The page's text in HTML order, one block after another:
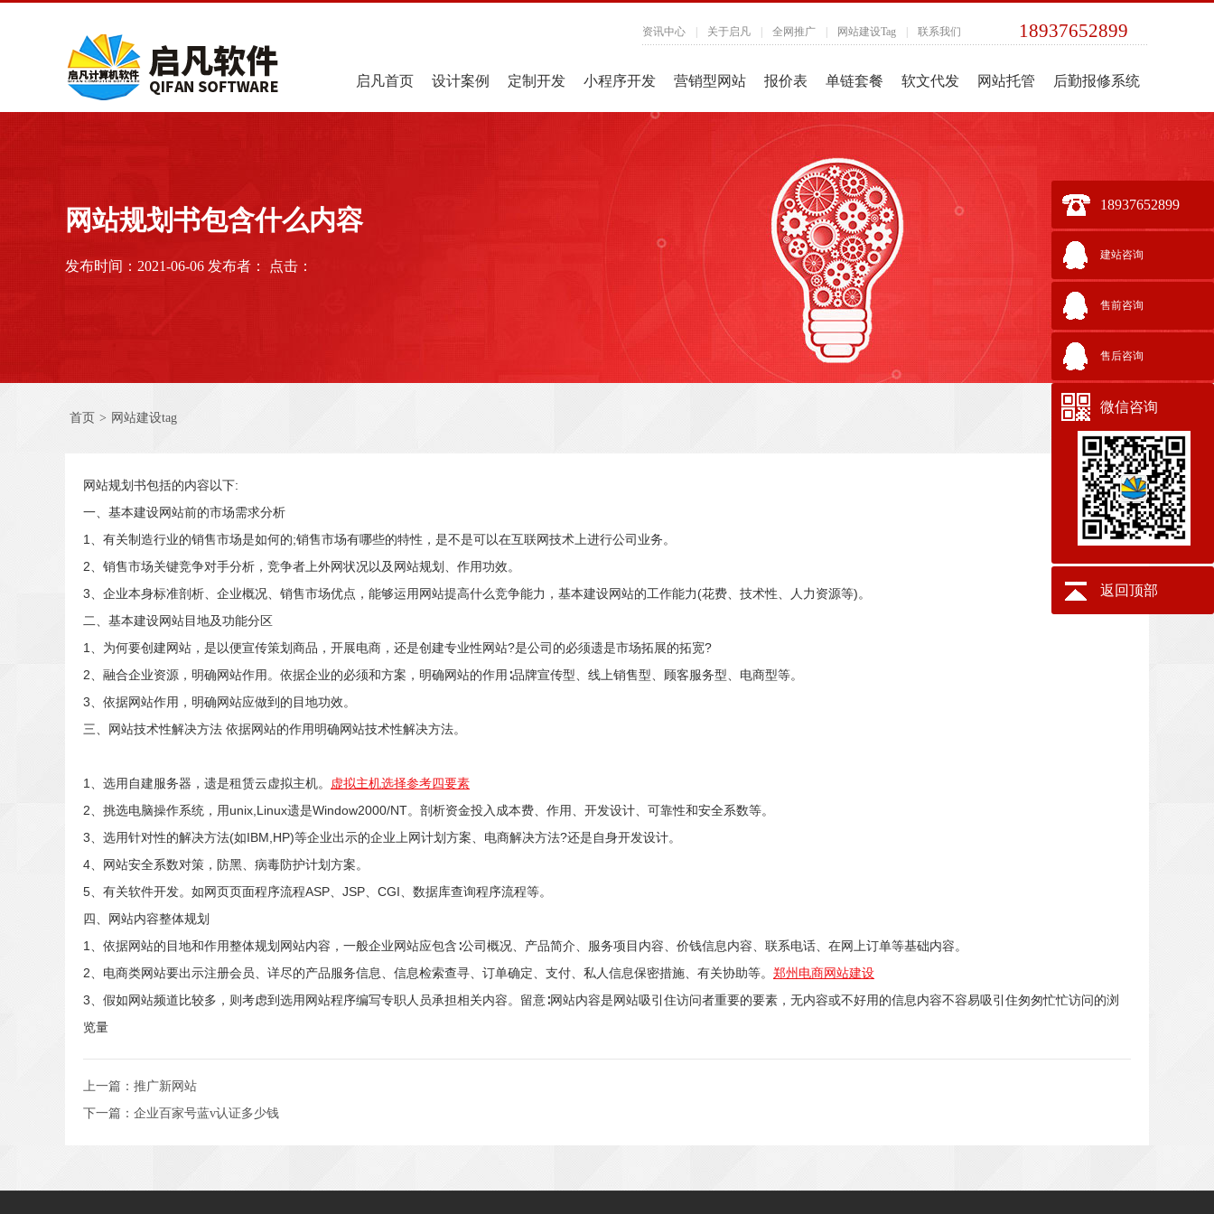
资讯中心 关于启凡 全网推广 网站建设Tag 联系我们 18937652899
启凡首页 设计案例 定制开发 小程序开发 营销型网站 报价表 单链套餐 软文代发 网站托管 后勤报修系统
网站规划书包含什么内容
发布时间：2021-06-06 发布者： 点击：
首页 > 网站建设tag
网站规划书包括的内容以下:
一、基本建设网站前的市场需求分析
1、有关制造行业的销售市场是如何的;销售市场有哪些的特性，是不是可以在互联网技术上进行公司业务。
2、销售市场关键竞争对手分析，竞争者上外网状况以及网站规划、作用功效。
3、企业本身标准剖析、企业概况、销售市场优点，能够运用网站提高什么竞争能力，基本建设网站的工作能力(花费、技术性、人力资源等)。
二、基本建设网站目地及功能分区
1、为何要创建网站，是以便宣传策划商品，开展电商，还是创建专业性网站?是公司的必须遗是市场拓展的拓宽?
2、融合企业资源，明确网站作用。依据企业的必须和方案，明确网站的作用∶品牌宣传型、线上销售型、顾客服务型、电商型等。
3、依据网站作用，明确网站应做到的目地功效。
三、网站技术性解决方法 依据网站的作用明确网站技术性解决方法。
1、选用自建服务器，遗是租赁云虚拟主机。
虚拟主机选择参考四要素
2、挑选电脑操作系统，用unix,Linux遗是Window2000/NT。剖析资金投入成本费、作用、开发设计、可靠性和安全系数等。
3、选用针对性的解决方法(如IBM,HP)等企业出示的企业上网计划方案、电商解决方法?还是自身开发设计。
4、网站安全系数对策，防黑、病毒防护计划方案。
5、有关软件开发。如网页页面程序流程ASP、JSP、CGI、数据库查询程序流程等。
四、网站内容整体规划
1、依据网站的目地和作用整体规划网站内容，一般企业网站应包含∶公司概况、产品简介、服务项目内容、价钱信息内容、联系电话、在网上订单等基础内容。
2、电商类网站要出示注册会员、详尽的产品服务信息、信息检索查寻、订单确定、支付、私人信息保密措施、有关协助等。 郑州电商网站建设
3、假如网站频道比较多，则考虑到选用网站程序编写专职人员承担相关内容。留意∶网站内容是网站吸引住访问者重要的要素，无内容或不好用的信息内容不容易吸引住匆匆忙忙访问的浏
览量
上一篇： 推广新网站
下一篇： 企业百家号蓝v认证多少钱
18937652899
建站咨询
售前咨询
售后咨询
微信咨询
返回顶部